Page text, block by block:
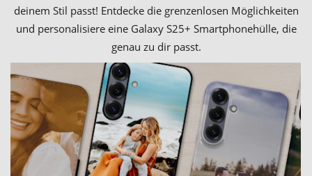
deinem Stil passt! Entdecke die grenzenlosen Möglichkeiten
und personalisiere eine Galaxy S25+ Smartphonehülle, die
genau zu dir passt.